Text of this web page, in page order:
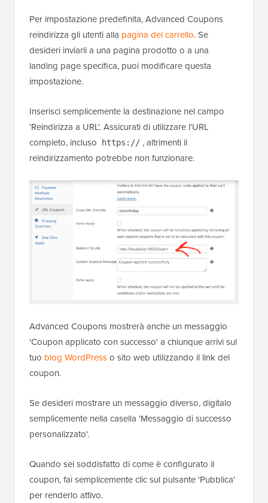
Per impostazione predefinita, Advanced Coupons
reindirizza gli utenti alla pagina del carrello. Se
desideri inviarli a una pagina prodotto o a una
landing page specifica, puoi modificare questa
impostazione.
Inserisci semplicemente la destinazione nel campo
'Reindirizza a URL'. Assicurati di utilizzare l'URL
completo, incluso
https:// , altrimenti il
reindirizzamento potrebbe non funzionare.
Advanced Coupons mostrerà anche un messaggio
'Coupon applicato con successo' a chiunque arrivi sul
tuo blog WordPresso sito web utilizzando il link del
coupon.
Se desideri mostrare un messaggio diverso, digitalo
semplicemente nella casella 'Messaggio di successo
personalizzato'.
Quando sei soddisfatto di come è configurato il
coupon, fai semplicemente clic sul pulsante 'Pubblica'
per renderlo attivo.